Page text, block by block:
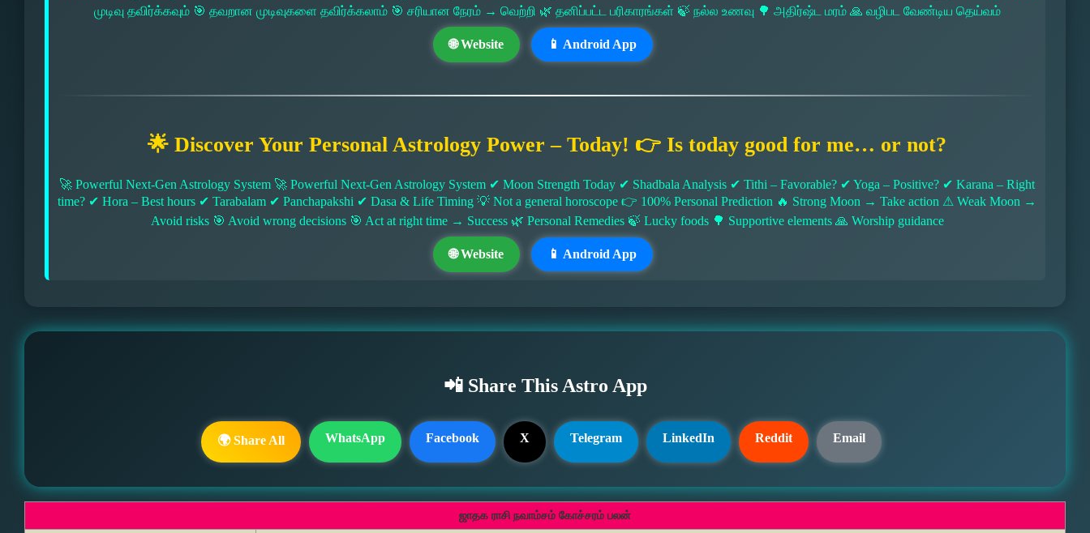
முடிவு தவிர்க்கவும் 🎯 தவறான முடிவுகளை தவிர்க்கலாம் 🎯 சரியான நேரம் → வெற்றி 🌿 தனிப்பட்ட பரிகாரங்கள் 🍃 நல்ல உணவு 🌳 அதிர்ஷ்ட மரம் 🙏 வழிபட வேண்டிய தெய்வம்
🌐 Website 📱 Android App
🌟 Discover Your Personal Astrology Power – Today! 👉 Is today good for me… or not?
🚀 Powerful Next-Gen Astrology System 🚀 Powerful Next-Gen Astrology System ✔ Moon Strength Today ✔ Shadbala Analysis ✔ Tithi – Favorable? ✔ Yoga – Positive? ✔ Karana – Right
time? ✔ Hora – Best hours ✔ Tarabalam ✔ Panchapakshi ✔ Dasa & Life Timing 💡 Not a general horoscope 👉 100% Personal Prediction 🔥 Strong Moon → Take action ⚠ Weak Moon →
Avoid risks 🎯 Avoid wrong decisions 🎯 Act at right time → Success 🌿 Personal Remedies 🍃 Lucky foods 🌳 Supportive elements 🙏 Worship guidance
🌐 Website 📱 Android App
📲 Share This Astro App
🌍 Share All WhatsApp Facebook X Telegram LinkedIn Reddit Email
ஜாதக ராசி நவாம்சம் கோச்சரம் பலன்